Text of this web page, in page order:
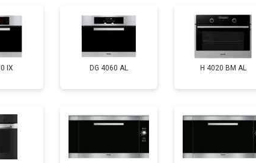
IX DG 4060 AL H 4020 BM AL